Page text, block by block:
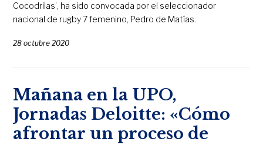
Cocodrilas’, ha sido convocada por el seleccionador
nacional de rugby 7 femenino, Pedro de Matías.
28 octubre 2020
Mañana en la UPO,
Jornadas Deloitte: «Cómo
afrontar un proceso de